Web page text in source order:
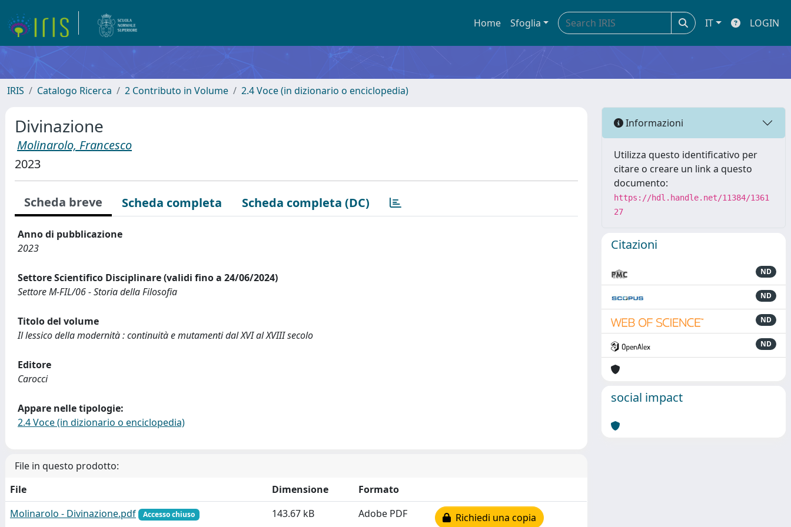
Home Sfoglia IT LOGIN
IRIS Catalogo Ricerca 2 Contributo in Volume 2.4 Voce (in dizionario o enciclopedia)
Divinazione
Molinarolo, Francesco
2023
Scheda breve Scheda completa Scheda completa (DC)
Anno di pubblicazione
2023
Settore Scientifico Disciplinare (validi fino a 24/06/2024)
Settore M-FIL/06 - Storia della Filosofia
Titolo del volume
Il lessico della modernità : continuità e mutamenti dal XVI al XVIII secolo
Editore
Carocci
Appare nelle tipologie:
2.4 Voce (in dizionario o enciclopedia)
File in questo prodotto:
File
Dimensione
Formato
Molinarolo - Divinazione.pdf
Accesso chiuso 143.67 kB Adobe PDF Richiedi una copia
Informazioni
Utilizza questo identificativo per
citare o creare un link a questo
documento:
https://hdl.handle.net/11384/1361
27
Citazioni
ND
ND
ND
ND
social impact